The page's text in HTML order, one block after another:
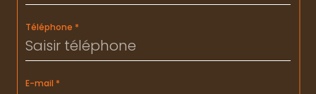
Téléphone *
E-mail *